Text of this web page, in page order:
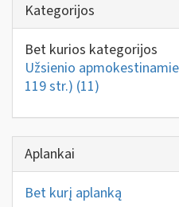
Kategorijos
Bet kurios kategorijos
Užsienio
119 str.) (11)
Aplankai
Bet kurį aplanką